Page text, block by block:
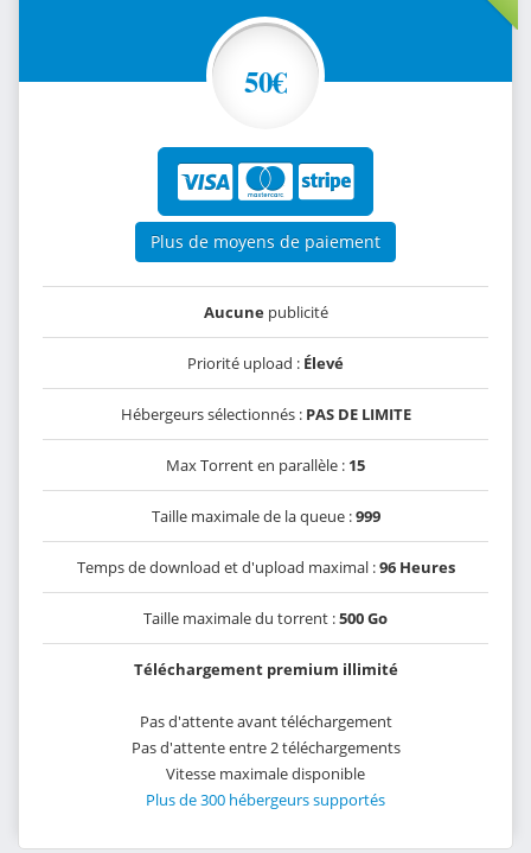
50€
Plus de moyens de paiement
Aucunepublicité
Priorité upload : Élevé
Hébergeurs sélectionnés : PAS DE LIMITE
Max Torrent en parallèle : 15
Taille maximale de la queue :999
Temps de download et d'upload maximal :96 Heures
Taille maximale du torrent :500 Go
Téléchargement premium illimité
Pas d'attente avant téléchargement
Pas d'attente entre 2 téléchargements
Vitesse maximale disponible
Plus de 300 hébergeurs supportés